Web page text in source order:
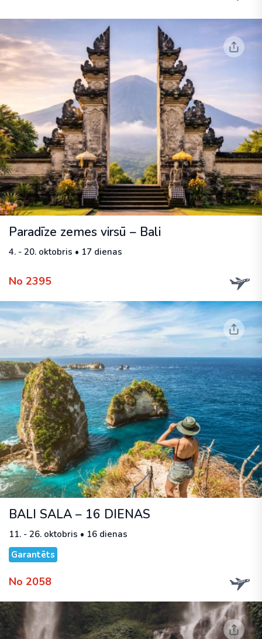
Paradīze zemes virsū – Bali
4. - 20. oktobris • 17 dienas
No 2395
BALI SALA – 16 DIENAS
11. - 26. oktobris • 16 dienas
Garantēts
No 2058